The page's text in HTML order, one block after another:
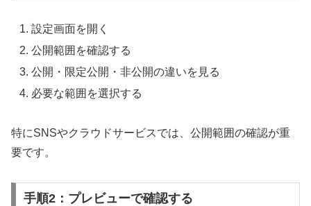
設定画面を開く
公開範囲を確認する
公開・限定公開・非公開の違いを見る
必要な範囲を選択する
特にSNSやクラウドサービスでは、公開範囲の確認が重
要です。
手順2：プレビューで確認する